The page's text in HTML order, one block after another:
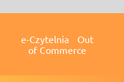
e-Czytelnia Out
of Commerce